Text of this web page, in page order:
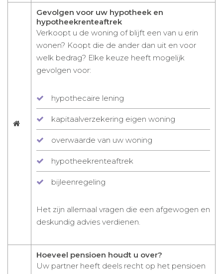
Gevolgen voor uw hypotheek en
hypotheekrenteaftrek
Verkoopt u de woning of blijft een van u erin
wonen? Koopt die de ander dan uit en voor
welk bedrag? Elke keuze heeft mogelijk
gevolgen voor:
hypothecaire lening
kapitaalverzekering eigen woning
overwaarde van uw woning
hypotheekrenteaftrek
bijleenregeling
Het zijn allemaal vragen die een afgewogen en
deskundig advies verdienen.
Hoeveel pensioen houdt u over?
Uw partner heeft deels recht op het pensioen